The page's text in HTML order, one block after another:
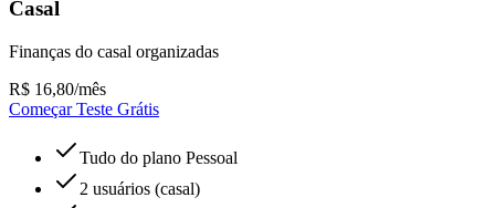
Casal
Finanças do casal organizadas
R$ 16,80/mês
Começar Teste Grátis
Tudo do plano Pessoal
2 usuários (casal)